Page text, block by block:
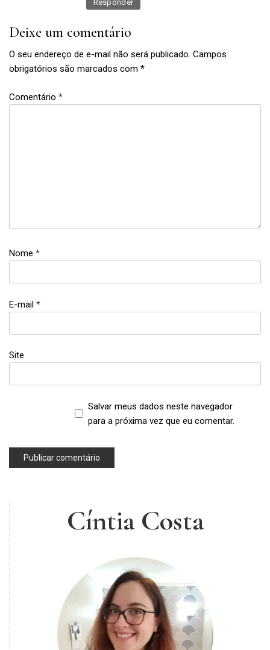
Responder
Deixe um comentário
O seu endereço de e-mail não será publicado. Campos
obrigatórios são marcados com *
Comentário *
Nome *
E-mail *
Site
Salvar meus dados neste navegador
para a próxima vez que eu comentar.
Cíntia Costa